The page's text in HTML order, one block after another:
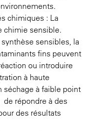
chimiques : La
chimie sensible.
sensibles, la
fins peuvent
ou introduire
à haute
séchage à faible point
de répondre à des
des résultats